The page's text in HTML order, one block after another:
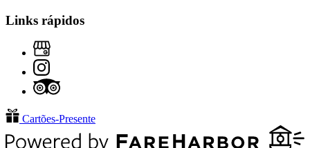
Links rápidos
Cartões-Presente